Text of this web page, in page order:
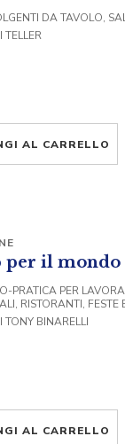
DA TAVOLO,
TELLER
AL CARRELLO
per il mondo
PRATICA PER
RISTORANTI, FESTE
TONY BINARELLI
AL CARRELLO